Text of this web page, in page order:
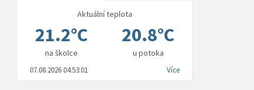
Aktuální teplota
21.2°C 20.8°C
na školce u potoka
07.08.2026 04:53:01 Více